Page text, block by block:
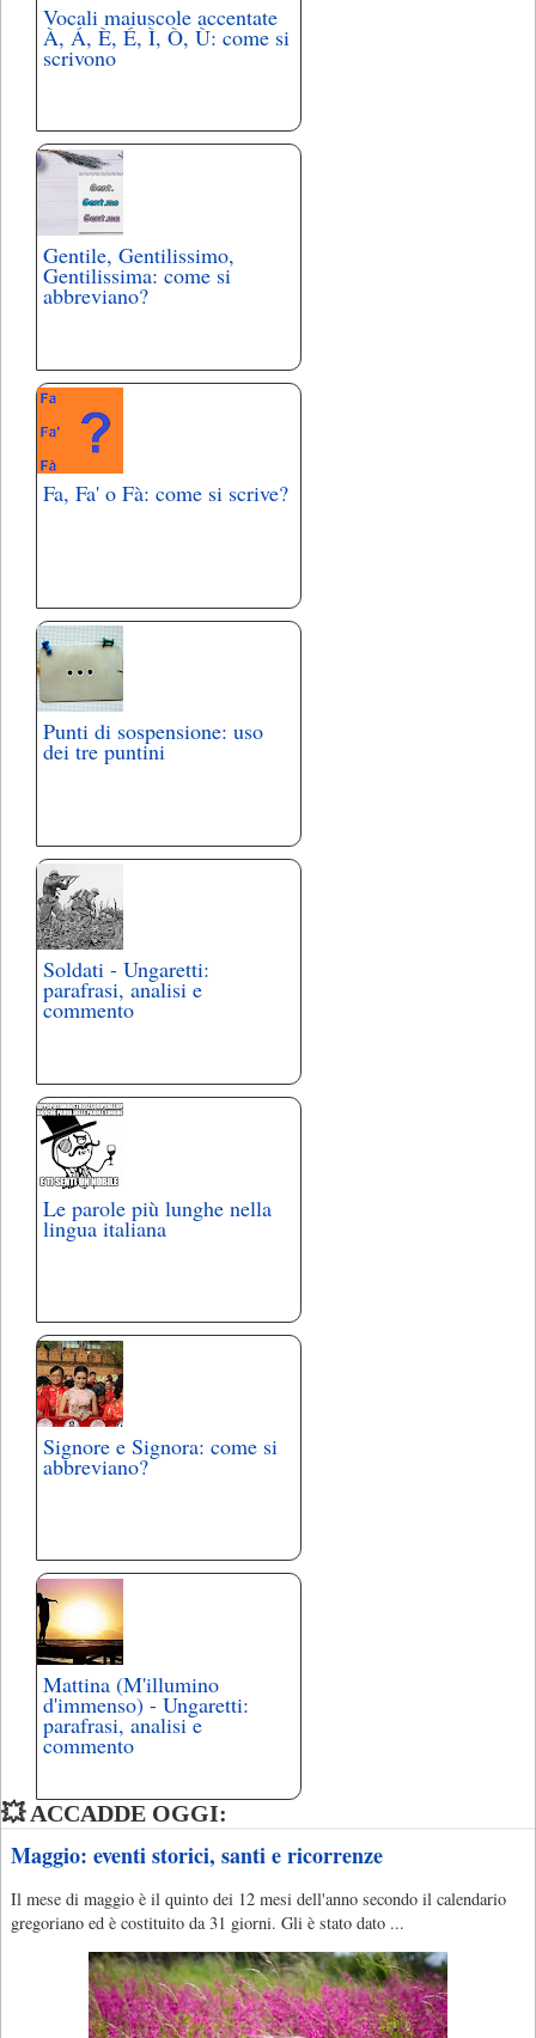
Vocali maiuscole accentate
À, Á, È, É, Ì, Ò, Ù: come si
scrivono
Gentile, Gentilissimo,
Gentilissima: come si
abbreviano?
Fa, Fa' o Fà: come si scrive?
Punti di sospensione: uso
dei tre puntini
Soldati - Ungaretti:
parafrasi, analisi e
commento
Le parole più lunghe nella
lingua italiana
Signore e Signora: come si
abbreviano?
Mattina (M'illumino
d'immenso) - Ungaretti:
parafrasi, analisi e
commento
💥 ACCADDE OGGI:
Maggio: eventi storici, santi e ricorrenze
Il mese di maggio è il quinto dei 12 mesi dell'anno secondo il calendario
gregoriano ed è costituito da 31 giorni. Gli è stato dato ...